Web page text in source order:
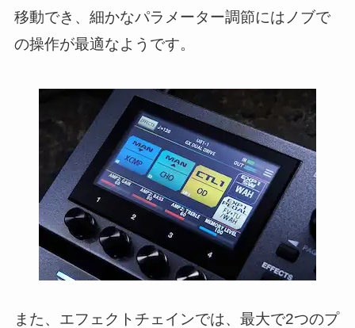
移動でき、細かなパラメーター調節にはノブで
の操作が最適なようです。
また、エフェクトチェインでは、最大で2つのプ